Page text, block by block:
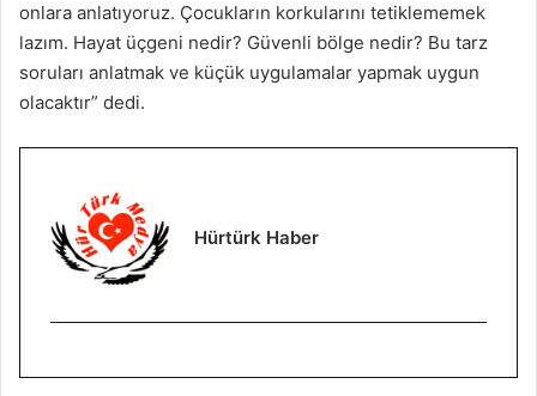
onlara anlatıyoruz. Çocukların korkularını tetiklememek
lazım. Hayat üçgeni nedir? Güvenli bölge nedir? Bu tarz
soruları anlatmak ve küçük uygulamalar yapmak uygun
olacaktır” dedi.
Hürtürk Haber